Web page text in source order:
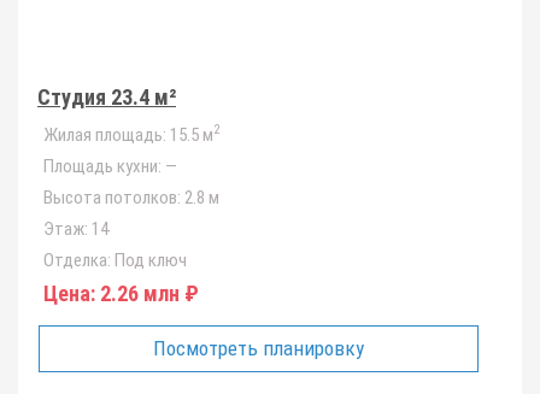
Студия 23.4 м²
Жилая площадь: 15.5 м2
Площадь кухни: —
Высота потолков: 2.8 м
Этаж: 14
Отделка: Под ключ
Цена: 2.26 млн ₽
Посмотреть планировку